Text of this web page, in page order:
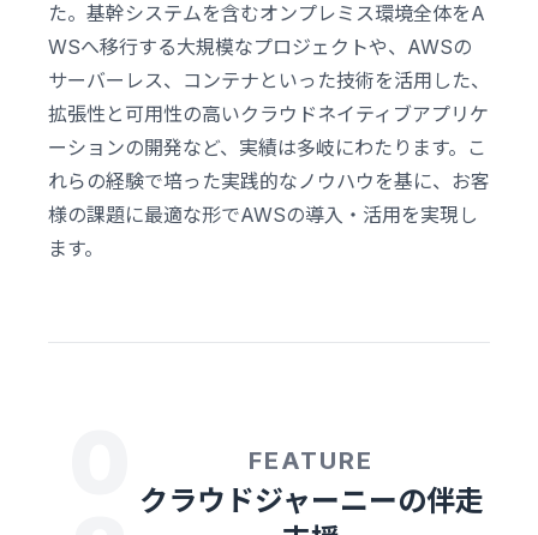
た。基幹システムを含むオンプレミス環境全体をA
WSへ移行する大規模なプロジェクトや、AWSの
サーバーレス、コンテナといった技術を活用した、
拡張性と可用性の高いクラウドネイティブアプリケ
ーションの開発など、実績は多岐にわたります。こ
れらの経験で培った実践的なノウハウを基に、お客
様の課題に最適な形でAWSの導入・活用を実現し
ます。
FEATURE
クラウドジャーニーの伴走